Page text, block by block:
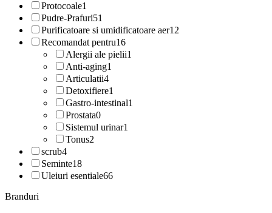
Protocoale1
Pudre-Prafuri51
Purificatoare si umidificatoare aer12
Recomandat pentru16
Alergii ale pielii1
Anti-aging1
Articulatii4
Detoxifiere1
Gastro-intestinal1
Prostata0
Sistemul urinar1
Tonus2
scrub4
Seminte18
Uleiuri esentiale66
Branduri